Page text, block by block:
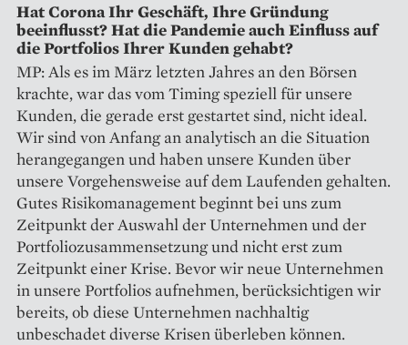
Hat Corona Ihr Geschäft, Ihre Gründung
beeinflusst? Hat die Pandemie auch Einfluss auf
die Portfolios Ihrer Kunden gehabt?
MP: Als es im März letzten Jahres an den Börsen
krachte, war das vom Timing speziell für unsere
Kunden, die gerade erst gestartet sind, nicht ideal.
Wir sind von Anfang an analytisch an die Situation
herangegangen und haben unsere Kunden über
unsere Vorgehensweise auf dem Laufenden gehalten.
Gutes Risikomanagement beginnt bei uns zum
Zeitpunkt der Auswahl der Unternehmen und der
Portfoliozusammensetzung und nicht erst zum
Zeitpunkt einer Krise. Bevor wir neue Unternehmen
in unsere Portfolios aufnehmen, berücksichtigen wir
bereits, ob diese Unternehmen nachhaltig
unbeschadet diverse Krisen überleben können.